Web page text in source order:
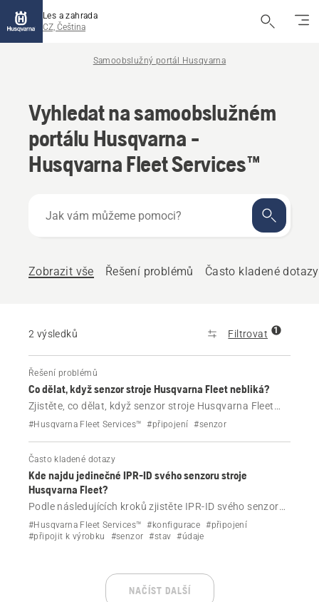
Les a zahrada
CZ, Čeština
Samoobslužný portál Husqvarna
Vyhledat na samoobslužném
portálu Husqvarna -
Husqvarna Fleet Services™
vám
Zobrazit vše
Řešení problémů Často kladené dotazy
2 výsledků Filtrovat 1
Řešení problémů
Co dělat, když senzor stroje Husqvarna Fleet nebliká?
Zjistěte, co dělat, když senzor stroje Husqvarna Fleet
během instalace nebo řešení problémů nebliká.
#Husqvarna Fleet Services™ #připojení #senzor
Často kladené dotazy
Kde najdu jedinečné IPR-ID svého senzoru stroje
Husqvarna Fleet?
Podle následujících kroků zjistěte IPR-ID svého senzoru
stroje Husqvarna Fleet.
#Husqvarna Fleet Services™ #konfigurace #připojení
#připojit k výrobku
#senzor #stav #údaje
NAČÍST DALŠÍ